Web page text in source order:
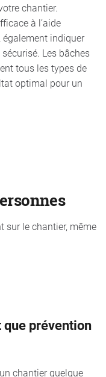
chantier.
à l’aide
indiquer
Les bâches
tous les types de
optimal pour un
sur le chantier, même
que prévention
chantier quelque